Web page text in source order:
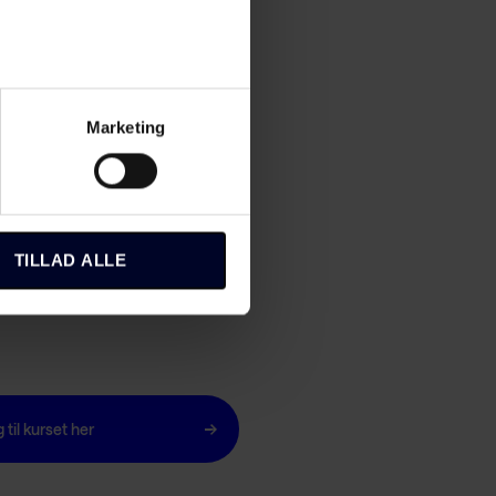
Marketing
TILLAD ALLE
til kurset her